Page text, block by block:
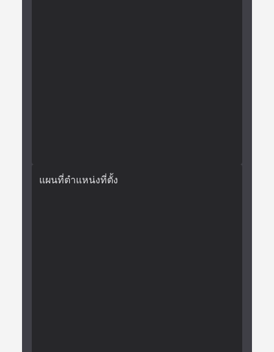
แผนที่ตำแหน่งที่ตั้ง